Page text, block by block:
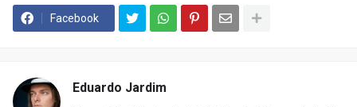
Facebook
Eduardo Jardim